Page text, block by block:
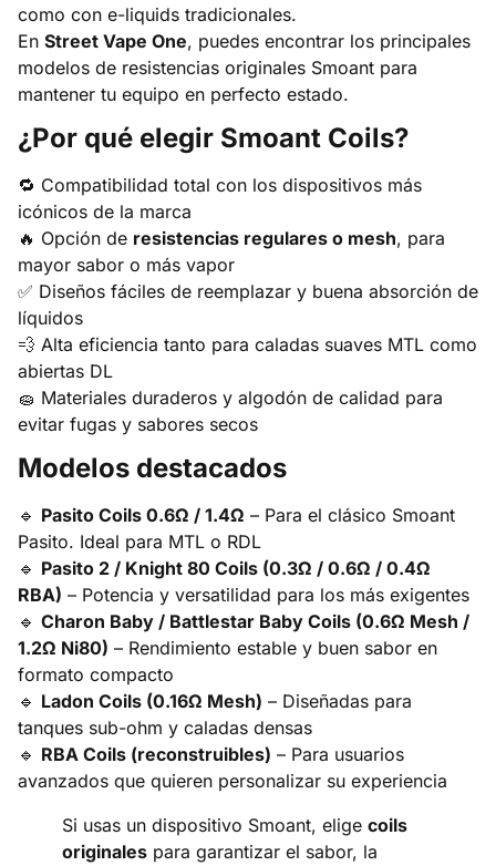
como con e-liquids tradicionales.
En Street Vape One, puedes encontrar los principales
modelos de resistencias originales Smoant para
mantener tu equipo en perfecto estado.
¿Por qué elegir Smoant Coils?
🔁 Compatibilidad total con los dispositivos más
icónicos de la marca
🔥 Opción de resistencias regulares o mesh, para
mayor sabor o más vapor
✅ Diseños fáciles de reemplazar y buena absorción de
líquidos
💨 Alta eficiencia tanto para caladas suaves MTL como
abiertas DL
🧽 Materiales duraderos y algodón de calidad para
evitar fugas y sabores secos
Modelos destacados
🔹 Pasito Coils 0.6Ω / 1.4Ω – Para el clásico Smoant
Pasito. Ideal para MTL o RDL
🔹 Pasito 2 / Knight 80 Coils (0.3Ω / 0.6Ω / 0.4Ω
RBA) – Potencia y versatilidad para los más exigentes
🔹 Charon Baby / Battlestar Baby Coils (0.6Ω Mesh /
1.2Ω Ni80) – Rendimiento estable y buen sabor en
formato compacto
🔹 Ladon Coils (0.16Ω Mesh) – Diseñadas para
tanques sub-ohm y caladas densas
🔹 RBA Coils (reconstruibles) – Para usuarios
avanzados que quieren personalizar su experiencia
Si usas un dispositivo Smoant, elige coils
originales para garantizar el sabor, la